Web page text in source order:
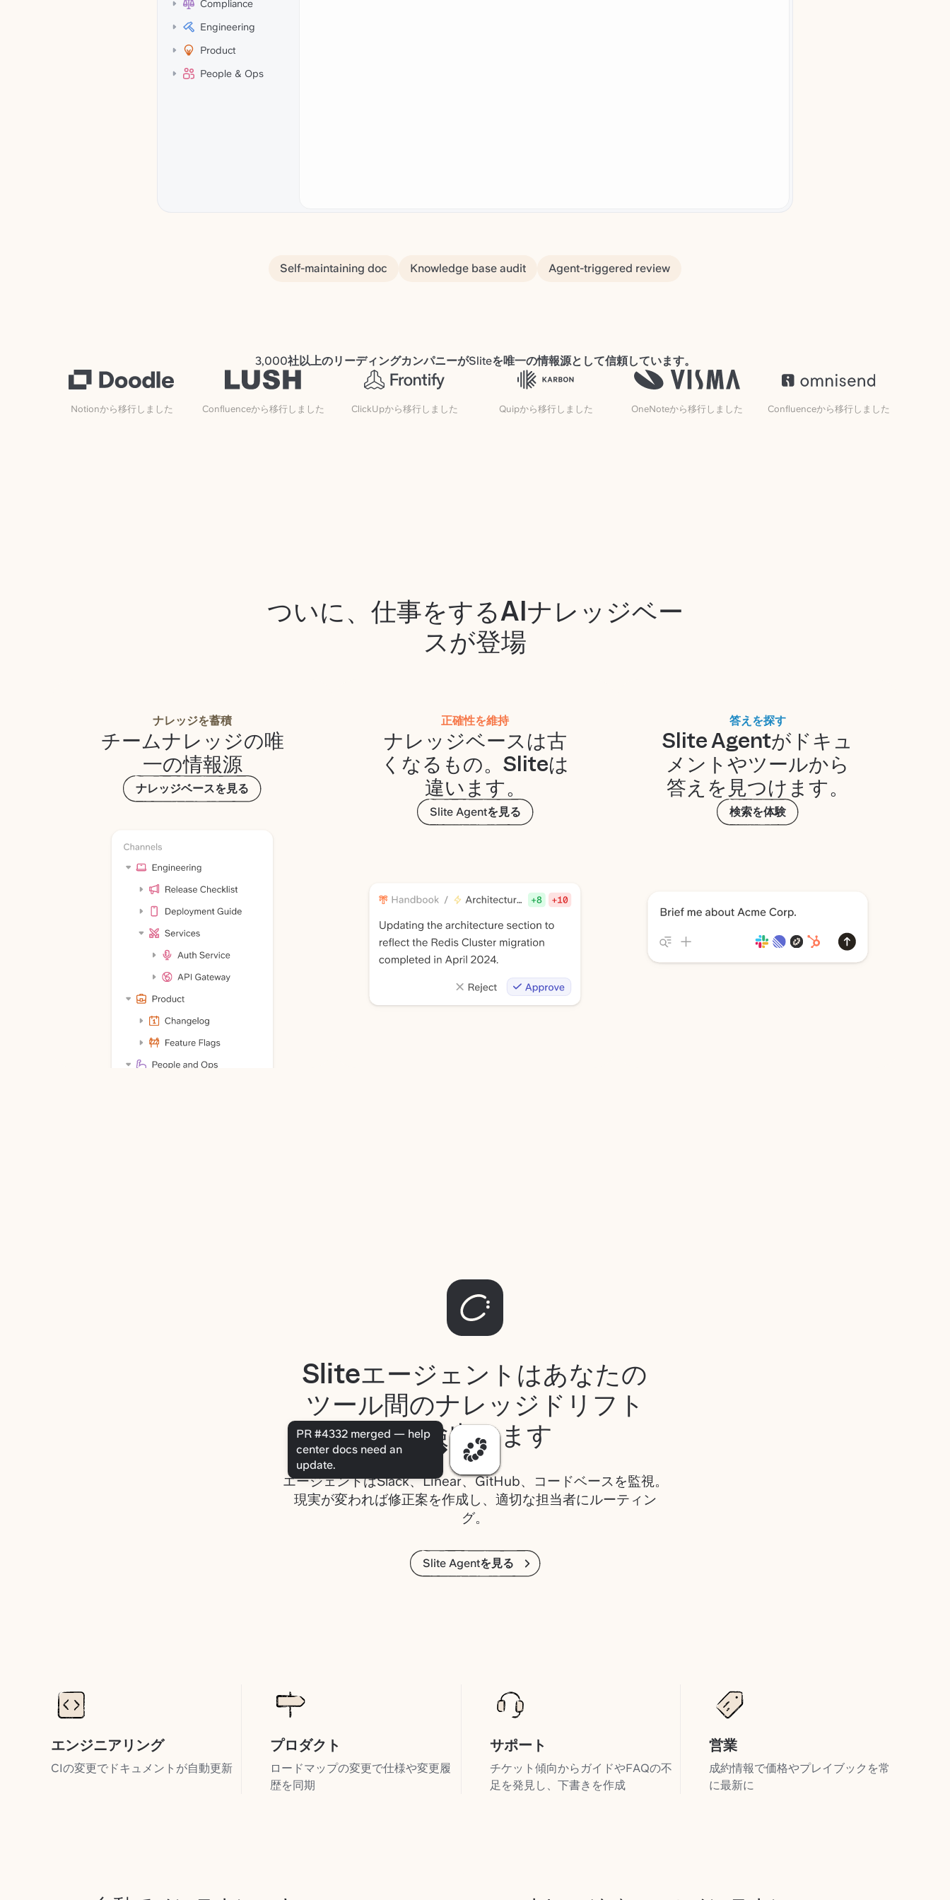
Compliance
Engineering
Product
People & Ops
Self-maintaining doc Knowledge base audit Agent-triggered review
3,000社以上のリーディングカンパニーがSliteを唯一の情報源として信頼しています。
Notionから移行しました Confluenceから移行しました ClickUpから移行しました Quipから移行しました OneNoteから移行しました Confluenceから移行しました
ついに、仕事をするAIナレッジベー
スが登場
ナレッジを蓄積
チームナレッジの唯
一の情報源
ナレッジベースを見る
正確性を維持
ナレッジベースは古
くなるもの。Sliteは
違います。
Slite Agentを見る
答えを探す
Slite Agentがドキュ
メントやツールから
答えを見つけます。
検索を体験
Sliteエージェントはあなたの
ツール間のナレッジドリフト
を検出します
エージェントはSlack、Linear、GitHub、コードベースを監視。
現実が変われば修正案を作成し、適切な担当者にルーティン
グ。
Slite Agentを見る
エンジニアリング
CIの変更でドキュメントが自動更新
プロダクト
ロードマップの変更で仕様や変更履
歴を同期
サポート
チケット傾向からガイドやFAQの不
足を発見し、下書きを作成
営業
成約情報で価格やプレイブックを常
に最新に